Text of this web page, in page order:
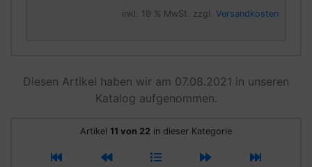
inkl. 19 % MwSt. zzgl. Versandkosten
Diesen Artikel haben wir am 07.08.2021 in unseren
Katalog aufgenommen.
Artikel 11 von 22 in dieser Kategorie